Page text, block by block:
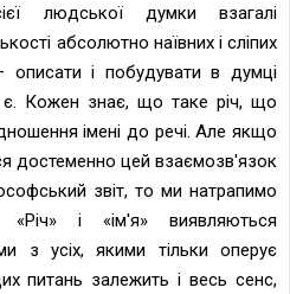
людської думки взагалі
абсолютно наївних і сліпих
описати і побудувати в думці
є. Кожен знає, що таке річ, що
імені до речі. Але якщо
достеменно цей взаємозв'язок
звіт, то ми натрапимо
і «ім'я» виявляються
з усіх, якими тільки оперує
питань залежить і весь сенс,